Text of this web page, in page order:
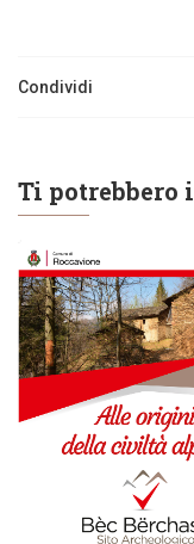
Condividi
Ti potrebbero